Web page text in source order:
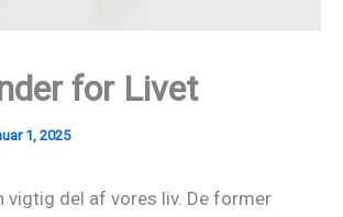
for Livet
1, 2025
vigtig del af vores liv. De former